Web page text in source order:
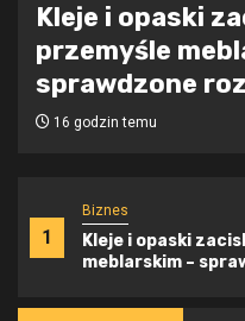
1
Biznes
Kleje i opaski
meblarskim –
Skuteczne
wykorzystanie
klejów i opasek
16 godzin temu